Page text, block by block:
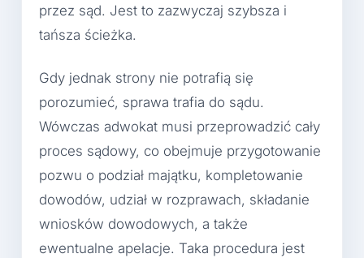
przez sąd. Jest to zazwyczaj szybsza i
tańsza ścieżka.
Gdy jednak strony nie potrafią się
porozumieć, sprawa trafia do sądu.
Wówczas adwokat musi przeprowadzić cały
proces sądowy, co obejmuje przygotowanie
pozwu o podział majątku, kompletowanie
dowodów, udział w rozprawach, składanie
wniosków dowodowych, a także
ewentualne apelacje. Taka procedura jest